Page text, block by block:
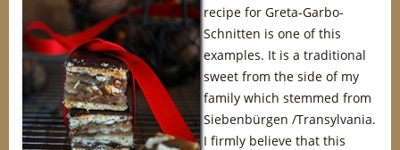
recipe for Greta-Garbo-
Schnitten is one of this
examples. It is a traditional
sweet from the side of my
family which stemmed from
Siebenbürgen /Transylvania.
I firmly believe that this